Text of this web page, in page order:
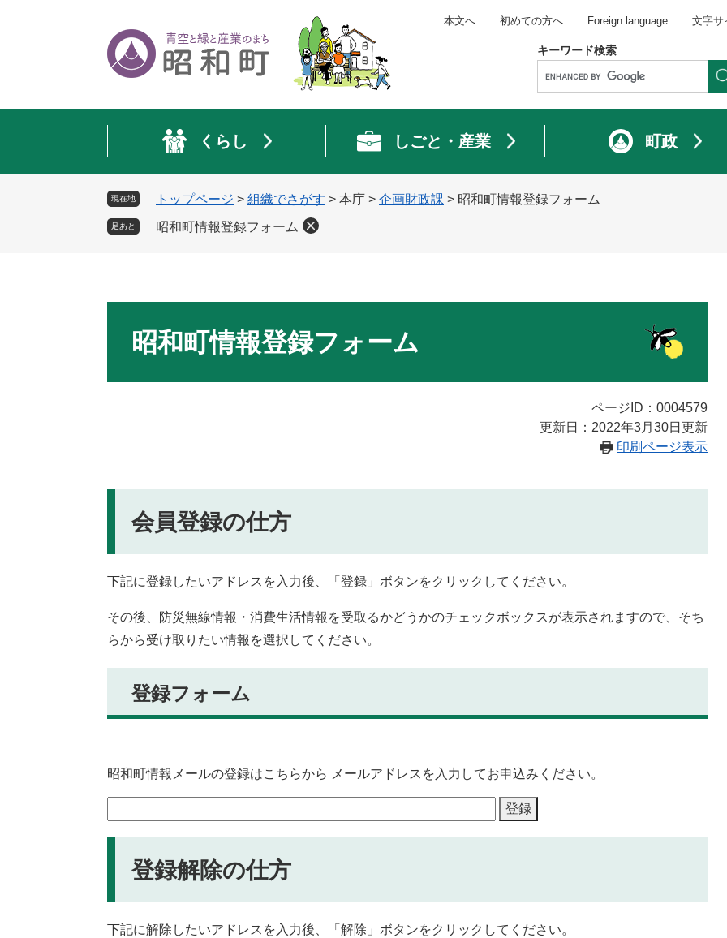
頭
飛
本文へ 初めての方へ Foreign language 文字サ
キーワード検索
くらし しごと・産業 町政
現在地 トップページ > 組織でさがす > 本庁 > 企画財政課 > 昭和町情報登録フォーム
足あと 昭和町情報登録フォーム
昭和町情報登録フォーム
ページID：0004579
更新日：2022年3月30日更新
印刷ページ表示
会員登録の仕方
下記に登録したいアドレスを入力後、「登録」ボタンをクリックしてください。
その後、防災無線情報・消費生活情報を受取るかどうかのチェックボックスが表示されますので、そち
らから受け取りたい情報を選択してください。
登録フォーム
昭和町情報メールの登録はこちらから メールアドレスを入力してお申込みください。
登録解除の仕方
下記に解除したいアドレスを入力後、「解除」ボタンをクリックしてください。